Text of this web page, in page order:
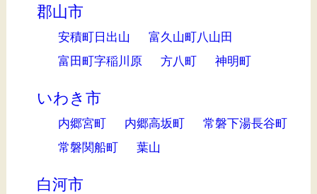
郡山市
安積町日出山
富久山町八山田
富田町字稲川原
方八町 神明町
いわき市
内郷宮町 内郷高坂町
常磐下湯長谷町
常磐関船町
葉山
白河市